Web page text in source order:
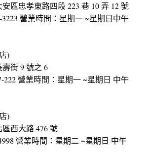
區忠孝東路四段 223 巷 10 弄 12 號
營業時間：星期一 ~星期日中午
)
街 9 號之 6
222 營業時間：星期一 ~星期日 中午
)
西大路 476 號
營業時間：星期二 ~星期日 中午